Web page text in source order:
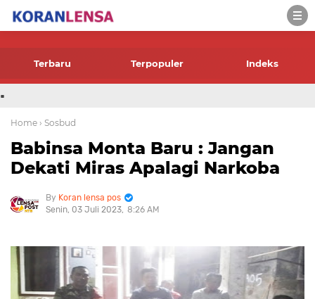
-->
Terbaru Terpopuler Indeks
.
Home › Sosbud
Babinsa Monta Baru : Jangan
Dekati Miras Apalagi Narkoba
Koran lensa pos
Senin, 03 Juli 2023 8:26 AM